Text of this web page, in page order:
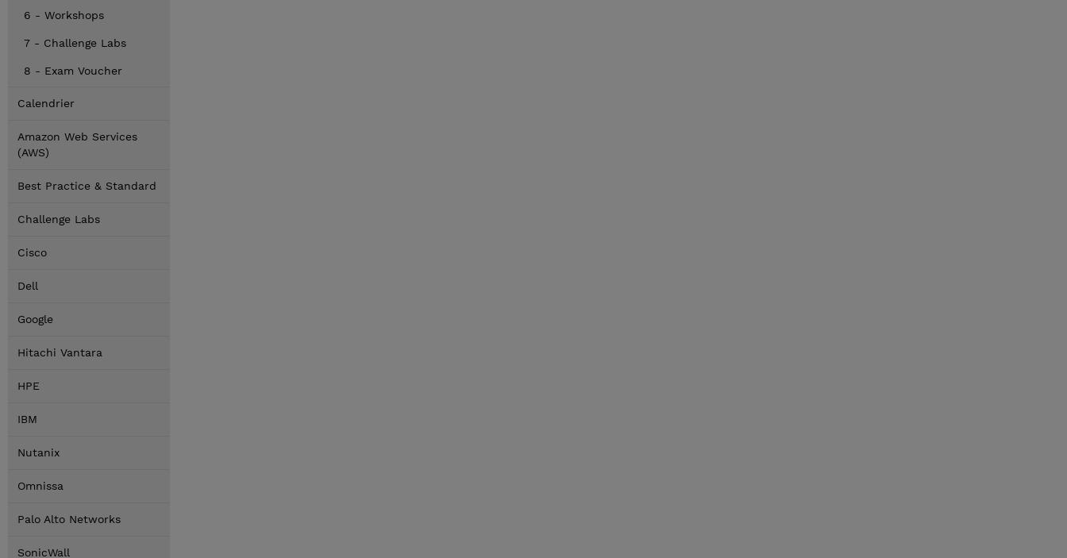
6 - Workshops
7 - Challenge Labs
8 - Exam Voucher
Calendrier
Amazon Web Services
(AWS)
Best Practice & Standard
Challenge Labs
Cisco
Dell
Google
Hitachi Vantara
HPE
IBM
Nutanix
Omnissa
Palo Alto Networks
SonicWall